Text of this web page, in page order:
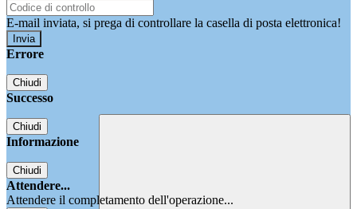
E-mail inviata, si prega di controllare la casella di posta elettronica!
Errore
Chiudi
Successo
Chiudi
Informazione
Chiudi
Attendere...
Attendere il completamento dell'operazione...